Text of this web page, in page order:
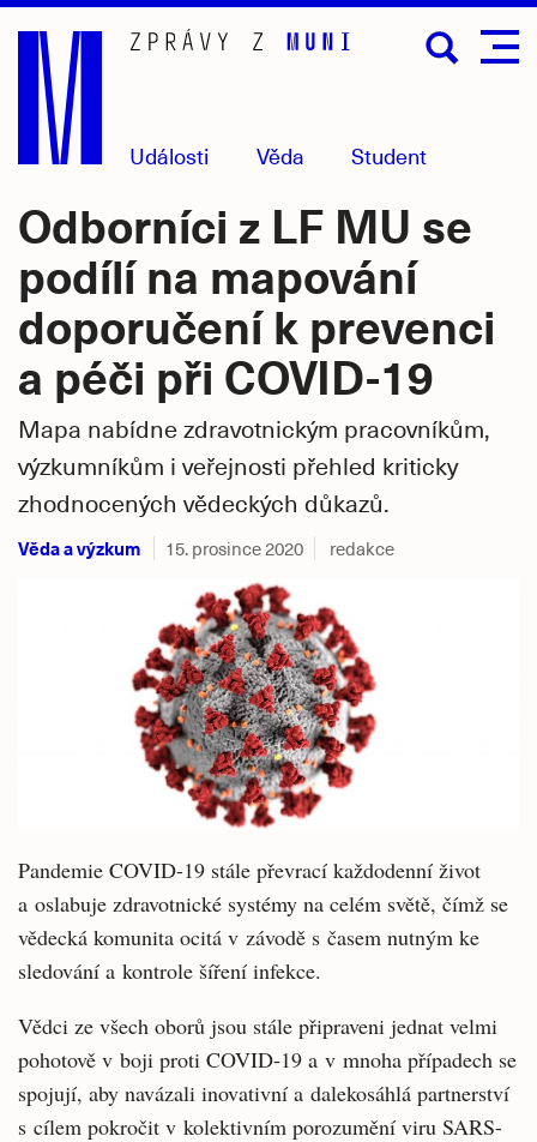
Přejít
hlavní
obsah
Události Věda Student
Odborníci z LF MU se
podílí na mapování
doporučení k prevenci
a péči při COVID-19
Mapa nabídne zdravotnickým pracovníkům,
výzkumníkům i veřejnosti přehled kriticky
zhodnocených vědeckých důkazů.
Věda a výzkum 15. prosince 2020 redakce
Pandemie COVID-19 stále převrací každodenní život
a oslabuje zdravotnické systémy na celém světě, čímž se
vědecká komunita ocitá v závodě s časem nutným ke
sledování a kontrole šíření infekce.
Vědci ze všech oborů jsou stále připraveni jednat velmi
pohotově v boji proti COVID-19 a v mnoha případech se
spojují, aby navázali inovativní a dalekosáhlá partnerství
s cílem pokročit v kolektivním porozumění viru SARS-